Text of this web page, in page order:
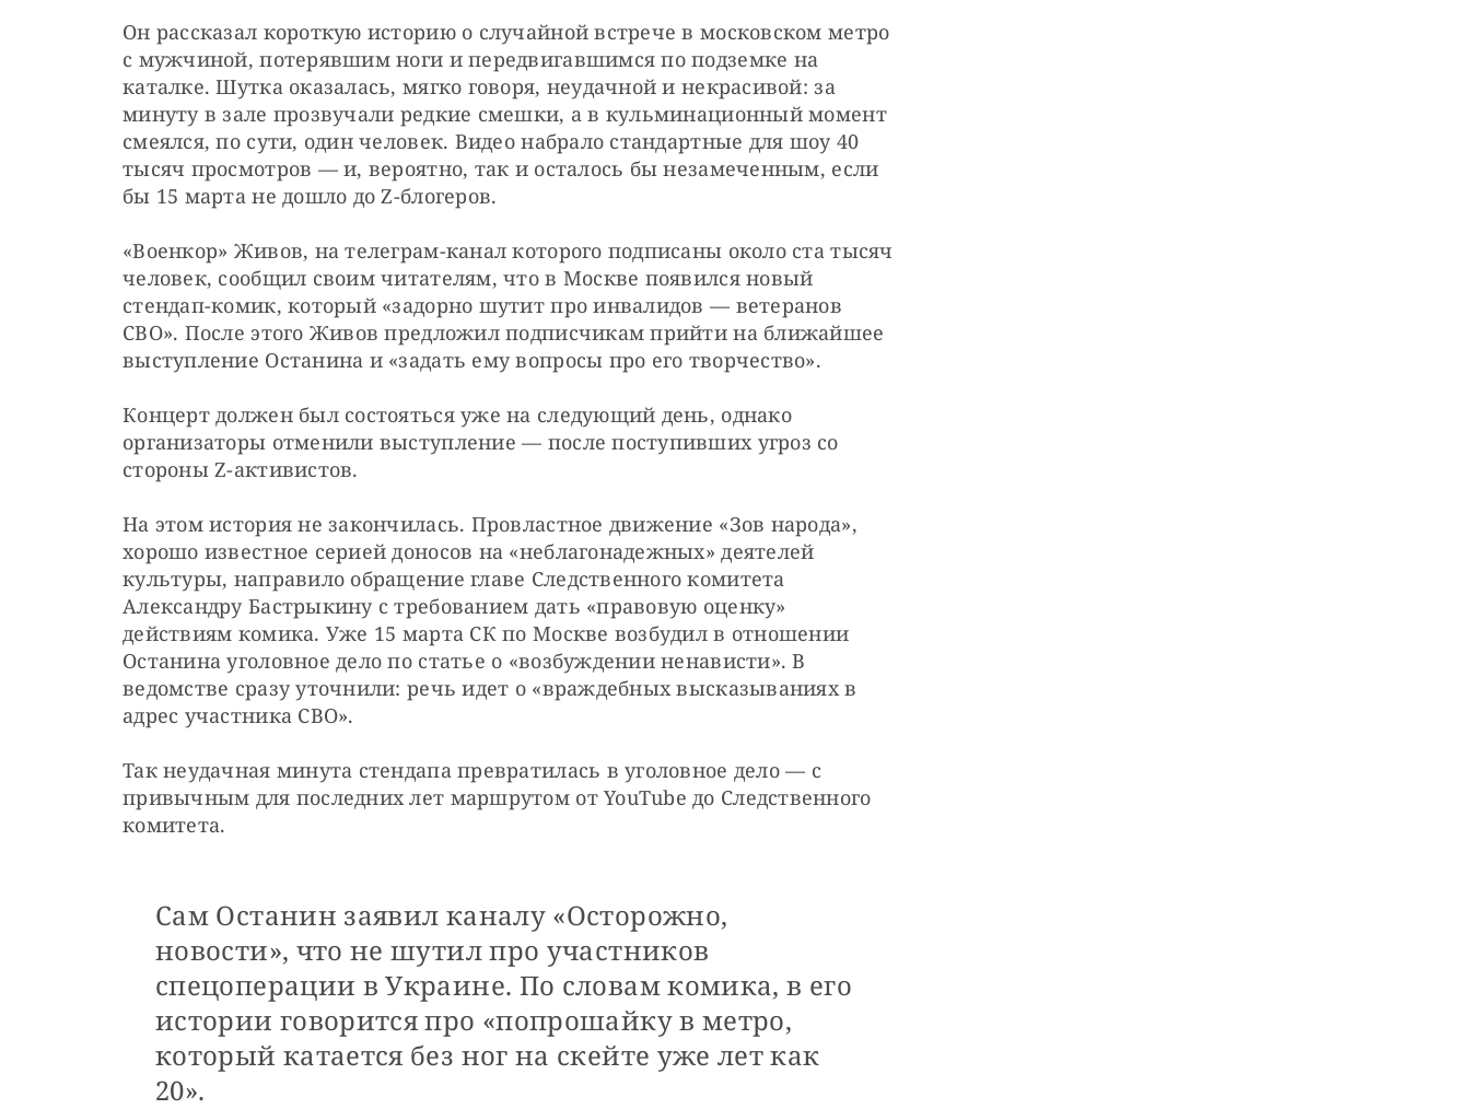
Он рассказал короткую историю о случайной встрече в московском метро
с мужчиной, потерявшим ноги и передвигавшимся по подземке на
каталке. Шутка оказалась, мягко говоря, неудачной и некрасивой: за
минуту в зале прозвучали редкие смешки, а в кульминационный момент
смеялся, по сути, один человек. Видео набрало стандартные для шоу 40
тысяч просмотров — и, вероятно, так и осталось бы незамеченным, если
бы 15 марта не дошло до Z-блогеров.
«Военкор» Живов, на телеграм-канал которого подписаны около ста тысяч
человек, сообщил своим читателям, что в Москве появился новый
стендап-комик, который «задорно шутит про инвалидов — ветеранов
СВО». После этого Живов предложил подписчикам прийти на ближайшее
выступление Останина и «задать ему вопросы про его творчество».
Концерт должен был состояться уже на следующий день, однако
организаторы отменили выступление — после поступивших угроз со
стороны Z-активистов.
На этом история не закончилась. Провластное движение «Зов народа»,
хорошо известное серией доносов на «неблагонадежных» деятелей
культуры, направило обращение главе Следственного комитета
Александру Бастрыкину с требованием дать «правовую оценку»
действиям комика. Уже 15 марта СК по Москве возбудил в отношении
Останина уголовное дело по статье о «возбуждении ненависти». В
ведомстве сразу уточнили: речь идет о «враждебных высказываниях в
адрес участника СВО».
Так неудачная минута стендапа превратилась в уголовное дело — с
привычным для последних лет маршрутом от YouTube до Следственного
комитета.
Сам Останин заявил каналу «Осторожно,
новости», что не шутил про участников
спецоперации в Украине. По словам комика, в его
истории говорится про «попрошайку в метро,
который катается без ног на скейте уже лет как
20».